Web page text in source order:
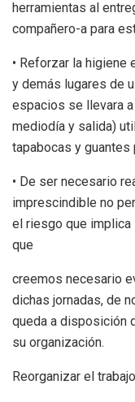
herramientas al
compañero-a para
• Reforzar la higiene
y demás lugares de
espacios se llevara
mediodía y salida)
tapabocas y
• De ser necesario
imprescindible no
el riesgo que implica
que
creemos necesario
dichas jornadas, de
queda a disposición
su organización.
Reorganizar el